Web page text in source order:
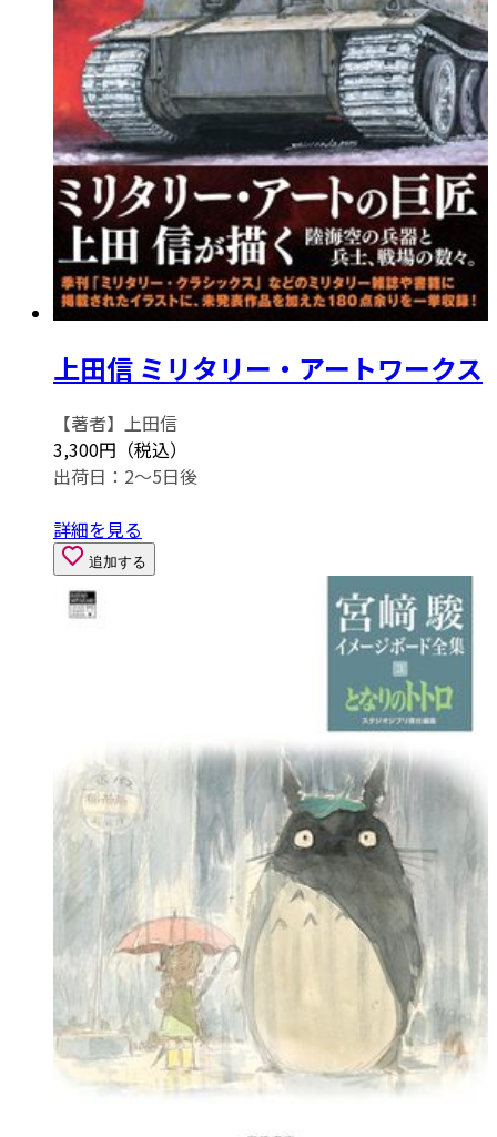
上田信 ミリタリー・アートワークス
【著者】上田信
3,300円（税込）
出荷日：2～5日後
詳細を見る
追加する